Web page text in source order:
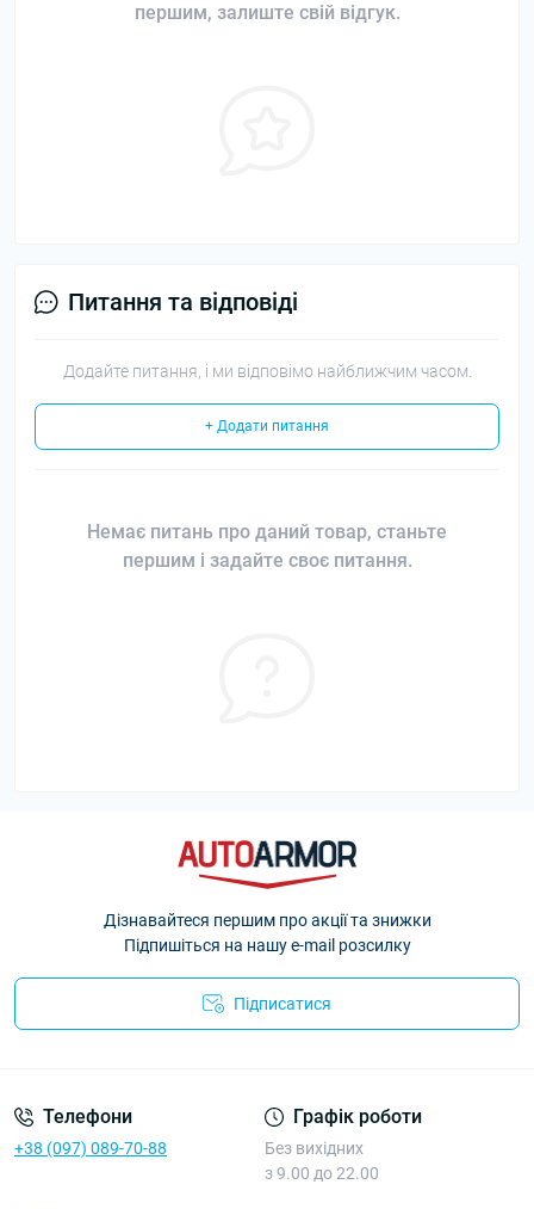
першим, залиште свій відгук.
Питання та відповіді
Додайте питання, і ми відповімо найближчим часом.
+ Додати питання
Немає питань про даний товар, станьте
першим і задайте своє питання.
Дізнавайтеся першим про акції та знижки
Підпишіться на нашу e-mail розсилку
Підписатися
Телефони
+38 (097) 089-70-88
Графік роботи
Без вихідних
з 9.00 до 22.00